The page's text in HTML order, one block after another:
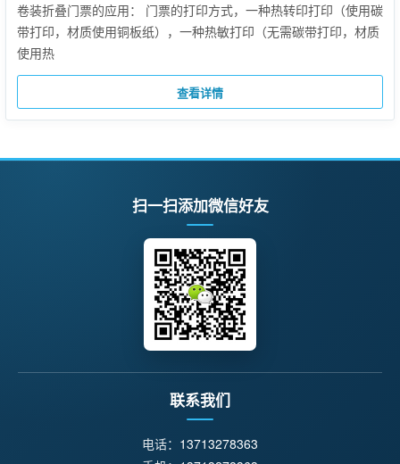
卷装折叠门票的应用： 门票的打印方式，一种热转印打印（使用碳
带打印，材质使用铜板纸），一种热敏打印（无需碳带打印，材质
使用热
查看详情
扫一扫添加微信好友
联系我们
电话： 13713278363